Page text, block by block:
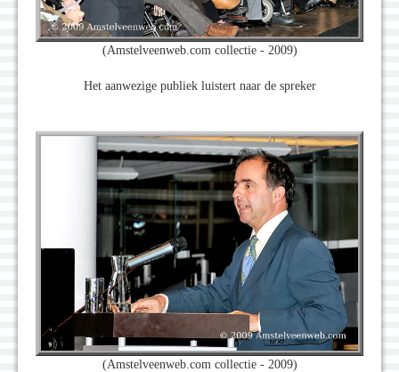
(Amstelveenweb.com collectie - 2009)
Het aanwezige publiek luistert naar de spreker
(Amstelveenweb.com collectie - 2009)